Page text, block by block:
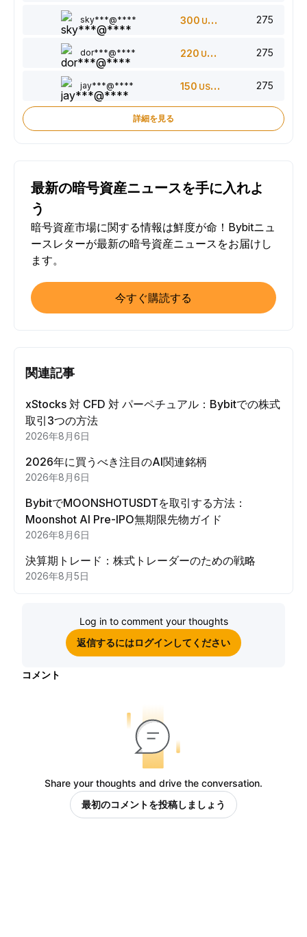
sky***@**** 300 USDT 275
dor***@**** 220 USDT 275
jay***@**** 150 USDT 275
詳細を見る
最新の暗号資産ニュースを手に入れよ
う
暗号資産市場に関する情報は鮮度が命！Bybitニュ
ースレターが最新の暗号資産ニュースをお届けし
ます。
今すぐ購読する
関連記事
xStocks 対 CFD 対 パーペチュアル：Bybitでの株式
取引3つの方法
2026年8月6日
2026年に買うべき注目のAI関連銘柄
2026年8月6日
BybitでMOONSHOTUSDTを取引する方法：
Moonshot AI Pre-IPO無期限先物ガイド
2026年8月6日
決算期トレード：株式トレーダーのための戦略
2026年8月5日
Log in to comment your thoughts
返信するにはログインしてください
コメント
Share your thoughts and drive the conversation.
最初のコメントを投稿しましょう